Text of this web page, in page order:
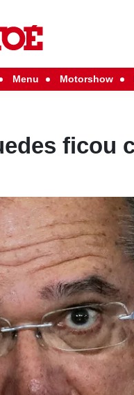
Menu Motorshow
ficou